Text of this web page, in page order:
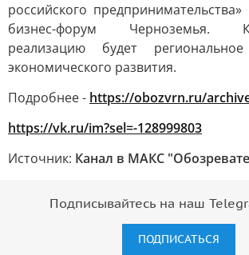
российского
бизнес-форум Черноземья.
реализацию будет
экономического развития.
Подробнее - https://obozvrn.ru/
https://vk.ru/im?sel=-128999803
Источник: Канал в МАКС
Подписывайтесь на наш
ПОДПИСАТЬСЯ